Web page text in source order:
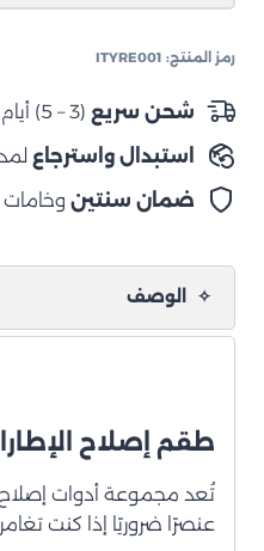
الإطارات
رمز المنتج: ITYRE001
شحن سريع (3 – 5) أيام عمل.
استبدال واسترجاع لمدة 7
ضمان سنتين وخامات
الوصف
طقم إصلاح
عنصرًا ضروريًا إذا كنت